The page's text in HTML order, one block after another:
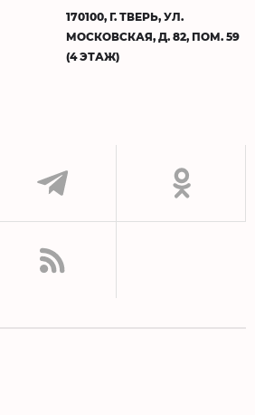
170100, Г. ТВЕРЬ, УЛ.
МОСКОВСКАЯ, Д. 82, ПОМ. 59
(4 ЭТАЖ)